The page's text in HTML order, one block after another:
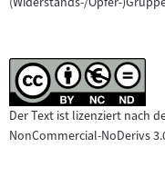
Der Text ist lizenziert nach
NonCommercial-NoDerivs